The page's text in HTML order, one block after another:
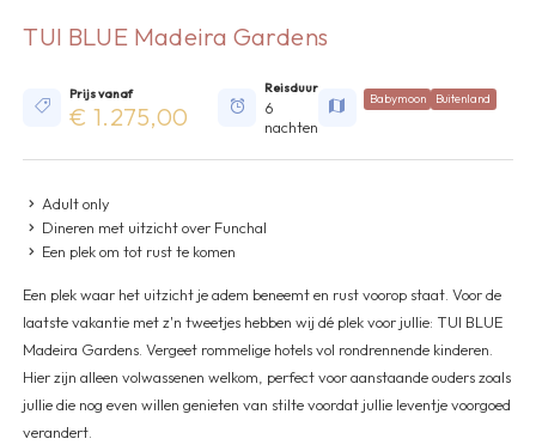
TUI BLUE Madeira Gardens
Prijs vanaf
€ 1.275,00
Reisduur
6
nachten
Babymoon Buitenland
Adult only
Dineren met uitzicht over Funchal
Een plek om tot rust te komen
Een plek waar het uitzicht je adem beneemt en rust voorop staat. Voor de
laatste vakantie met z'n tweetjes hebben wij dé plek voor jullie: TUI BLUE
Madeira Gardens. Vergeet rommelige hotels vol rondrennende kinderen.
Hier zijn alleen volwassenen welkom, perfect voor aanstaande ouders zoals
jullie die nog even willen genieten van stilte voordat jullie leventje voorgoed
verandert.